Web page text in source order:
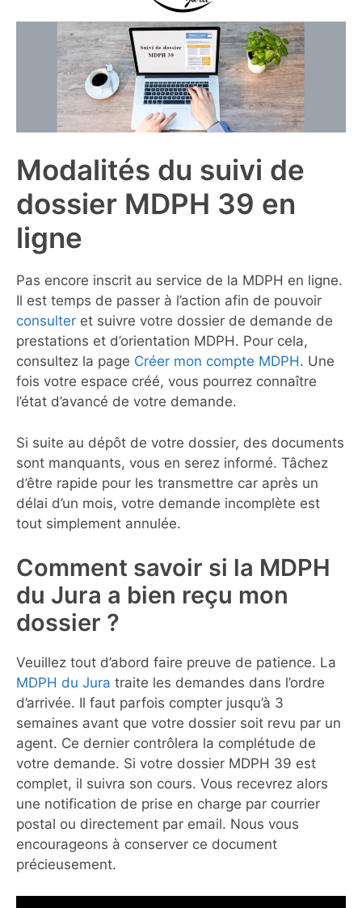
Modalités du suivi de
dossier MDPH 39 en
ligne
Pas encore inscrit au service de la MDPH en ligne.
Il est temps de passer à l’action afin de pouvoir
consulter et suivre votre dossier de demande de
prestations et d’orientation MDPH. Pour cela,
consultez la page Créer mon compte MDPH. Une
fois votre espace créé, vous pourrez connaître
l’état d’avancé de votre demande.
Si suite au dépôt de votre dossier, des documents
sont manquants, vous en serez informé. Tâchez
d’être rapide pour les transmettre car après un
délai d’un mois, votre demande incomplète est
tout simplement annulée.
Comment savoir si la MDPH
du Jura a bien reçu mon
dossier ?
Veuillez tout d’abord faire preuve de patience. La
MDPH du Jura traite les demandes dans l’ordre
d’arrivée. Il faut parfois compter jusqu’à 3
semaines avant que votre dossier soit revu par un
agent. Ce dernier contrôlera la complétude de
votre demande. Si votre dossier MDPH 39 est
complet, il suivra son cours. Vous recevrez alors
une notification de prise en charge par courrier
postal ou directement par email. Nous vous
encourageons à conserver ce document
précieusement.